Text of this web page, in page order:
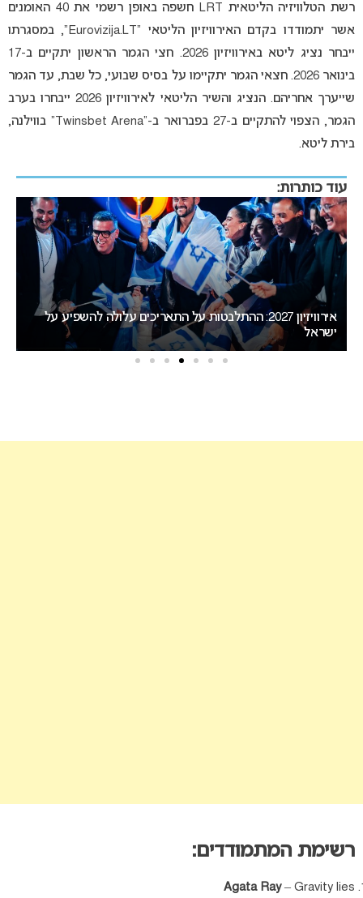
רשת הטלוויזיה הליטאית LRT חשפה באופן רשמי את 40 האומנים
אשר יתמודדו בקדם האירוויזיון הליטאי “Eurovizija.LT”, במסגרתו
ייבחר נציג ליטא באירוויזיון 2026.
חצי הגמר הראשון יתקיים ב-17
בינואר 2026. חצאי הגמר יתקיימו על בסיס שבועי, כל שבת, עד הגמר
שייערך אחריהם.
הנציג והשיר הליטאי לאירוויזיון 2026 ייבחרו בערב
הגמר, הצפוי להתקיים ב-27 בפברואר ב-“Twinsbet Arena” בווילנה,
בירת ליטא.
עוד כותרות:
2027: ההתלבטות על התאריכים עלולה להשפיע על
דרמה בבולגריה: בורגס
אירוויזיון 2027
רשימת המתמודדים:
Agata Ray– Gravity lies